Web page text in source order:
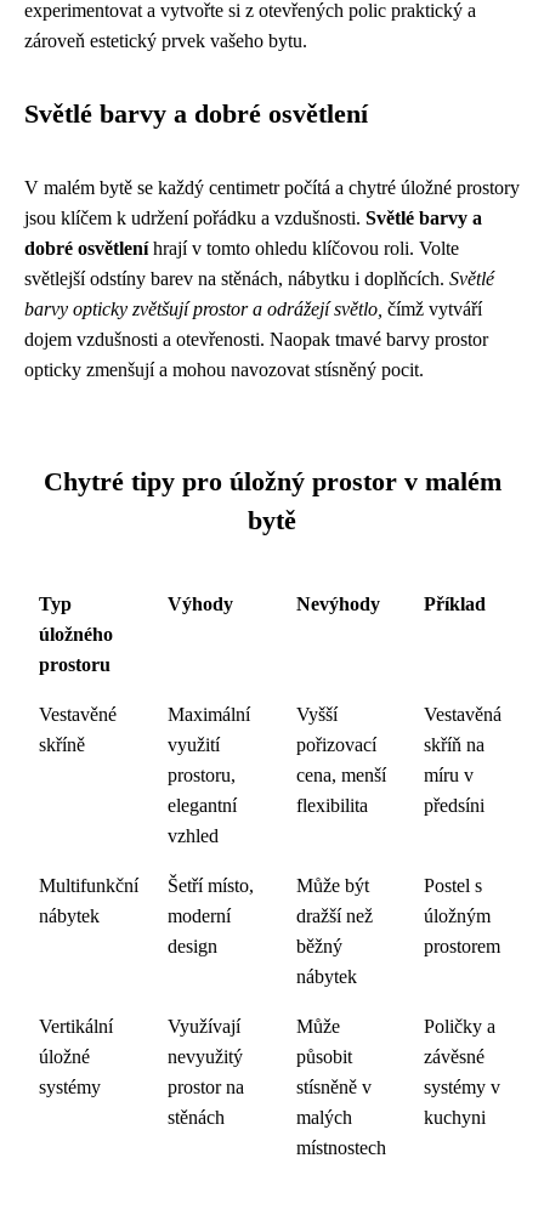
experimentovat a vytvořte si z otevřených polic praktický a
zároveň estetický prvek vašeho bytu.
Světlé barvy a dobré osvětlení
V malém bytě se každý centimetr počítá a chytré úložné prostory
jsou klíčem k udržení pořádku a vzdušnosti. Světlé barvy a
dobré osvětleníhrají v tomto ohledu klíčovou roli. Volte
světlejší odstíny barev na stěnách, nábytku i doplňcích. Světlé
barvy opticky zvětšují prostor a odrážejí světlo, čímž vytváří
dojem vzdušnosti a otevřenosti. Naopak tmavé barvy prostor
opticky zmenšují a mohou navozovat stísněný pocit.
Chytré tipy pro úložný prostor v malém
bytě
Typ
úložného
prostoru
Výhody Nevýhody Příklad
Vestavěné
skříně
Maximální
využití
prostoru,
elegantní
vzhled
Vyšší
pořizovací
cena, menší
flexibilita
Vestavěná
skříň na
míru v
předsíni
Multifunkční
nábytek
Šetří místo,
moderní
design
Může být
dražší než
běžný
nábytek
Postel s
úložným
prostorem
Vertikální
úložné
systémy
Využívají
nevyužitý
prostor na
stěnách
Může
působit
stísněně v
malých
místnostech
Poličky a
závěsné
systémy v
kuchyni